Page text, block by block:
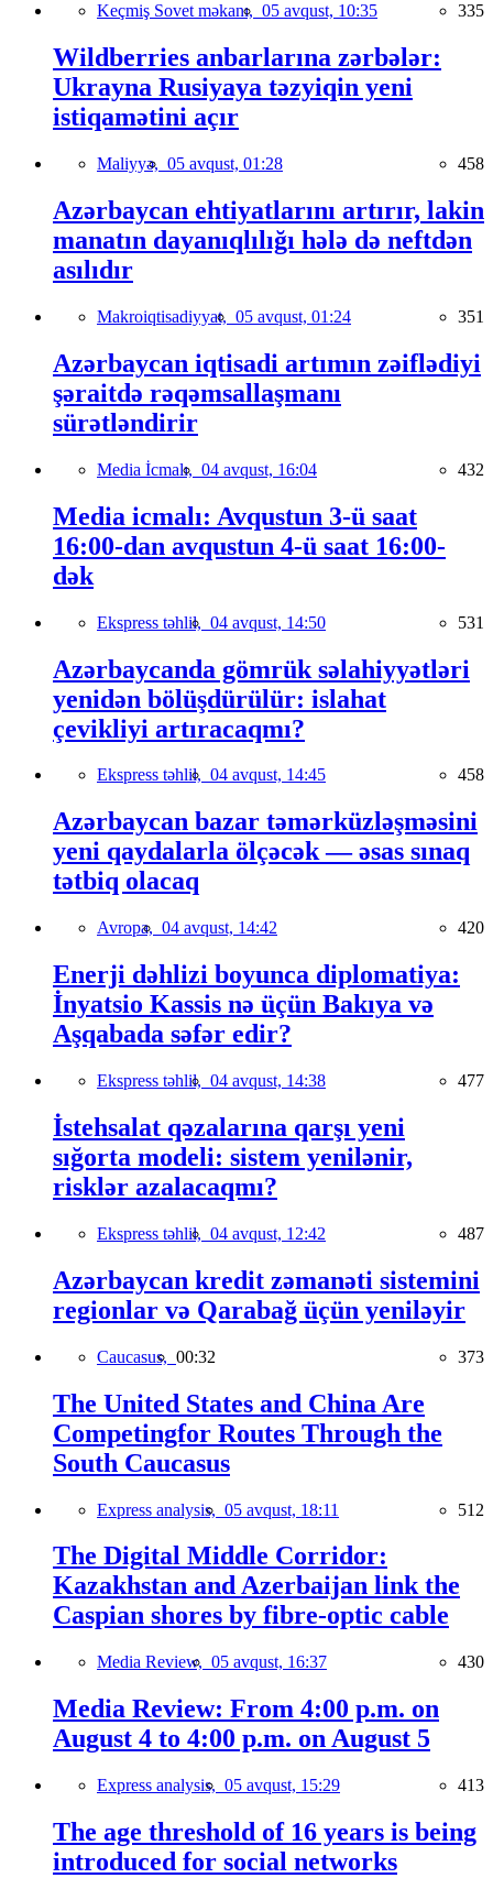
Keçmiş Sovet məkanı, 05 avqust, 10:35 335
Wildberries anbarlarına zərbələr:
Ukrayna Rusiyaya təzyiqin yeni
istiqamətini açır
Maliyyə, 05 avqust, 01:28 458
Azərbaycan ehtiyatlarını artırır, lakin
manatın dayanıqlılığı hələ də neftdən
asılıdır
Makroiqtisadiyyat, 05 avqust, 01:24 351
Azərbaycan iqtisadi artımın zəiflədiyi
şəraitdə rəqəmsallaşmanı
sürətləndirir
Media İcmalı, 04 avqust, 16:04 432
Media icmalı: Avqustun 3-ü saat
16:00-dan avqustun 4-ü saat 16:00-
dək
Ekspress təhlil, 04 avqust, 14:50 531
Azərbaycanda gömrük səlahiyyətləri
yenidən bölüşdürülür: islahat
çevikliyi artıracaqmı?
Ekspress təhlil, 04 avqust, 14:45 458
Azərbaycan bazar təmərküzləşməsini
yeni qaydalarla ölçəcək — əsas sınaq
tətbiq olacaq
Avropa, 04 avqust, 14:42 420
Enerji dəhlizi boyunca diplomatiya:
İnyatsio Kassis nə üçün Bakıya və
Aşqabada səfər edir?
Ekspress təhlil, 04 avqust, 14:38 477
İstehsalat qəzalarına qarşı yeni
sığorta modeli: sistem yenilənir,
risklər azalacaqmı?
Ekspress təhlil, 04 avqust, 12:42 487
Azərbaycan kredit zəmanəti sistemini
regionlar və Qarabağ üçün yeniləyir
Caucasus, 00:32 373
The United States and China Are
Competingfor Routes Through the
South Caucasus
Express analysis, 05 avqust, 18:11 512
The Digital Middle Corridor:
Kazakhstan and Azerbaijan link the
Caspian shores by fibre-optic cable
Media Review, 05 avqust, 16:37 430
Media Review: From 4:00 p.m. on
August 4 to 4:00 p.m. on August 5
Express analysis, 05 avqust, 15:29 413
The age threshold of 16 years is being
introduced for social networks